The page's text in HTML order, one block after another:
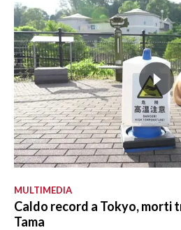
MULTIMEDIA
Caldo record a Tokyo, morti
Tama